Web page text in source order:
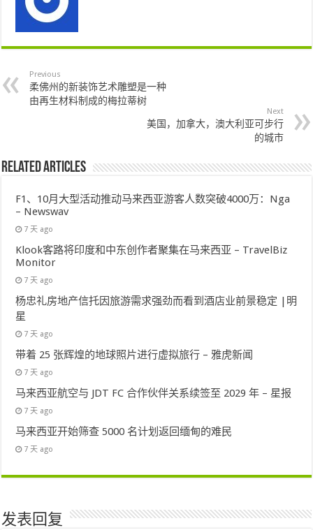
Previous
柔佛州的新装饰艺术雕塑是一种
由再生材料制成的梅拉蒂树
Next
美国，加拿大，澳大利亚可步行
的城市
Related Articles
F1、10月大型活动推动马来西亚游客人数突破4000万：Nga
– Newswav
7 天 ago
Klook客路将印度和中东创作者聚集在马来西亚 – TravelBiz
Monitor
7 天 ago
杨忠礼房地产信托因旅游需求强劲而看到酒店业前景稳定 |明
星
7 天 ago
带着 25 张辉煌的地球照片进行虚拟旅行 – 雅虎新闻
7 天 ago
马来西亚航空与 JDT FC 合作伙伴关系续签至 2029 年 – 星报
7 天 ago
马来西亚开始筛查 5000 名计划返回缅甸的难民
7 天 ago
发表回复